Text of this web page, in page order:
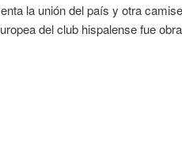
la unión del país y otra
del club hispalense fue